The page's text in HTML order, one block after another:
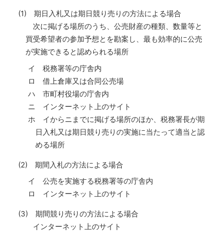
(1) 期日入札又は期日競り売りの方法による場合
次に掲げる場所のうち、公売財産の種類、数量等と
買受希望者の参加予想とを勘案し、最も効率的に公売
が実施できると認められる場所
イ 税務署等の庁舎内
ロ 借上倉庫又は合同公売場
ハ 市町村役場の庁舎内
ニ インターネット上のサイト
ホ イからニまでに掲げる場所のほか、税務署長が期
日入札又は期日競り売りの実施に当たって適当と認
める場所
(2) 期間入札の方法による場合
イ 公売を実施する税務署等の庁舎内
ロ インターネット上のサイト
(3) 期間競り売りの方法による場合
インターネット上のサイト